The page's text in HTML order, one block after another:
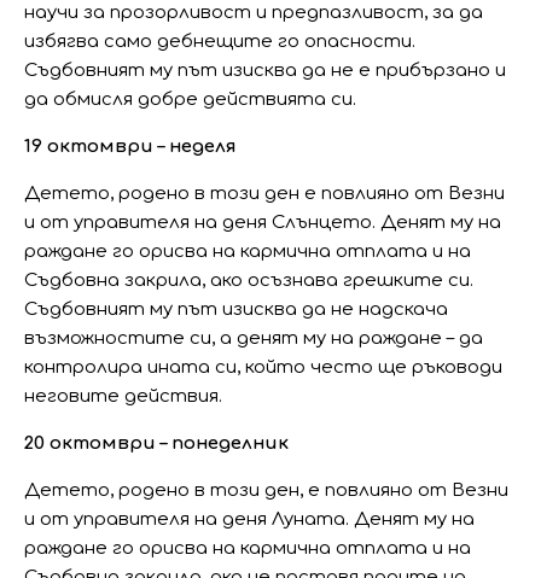
научи за прозорливост и предпазливост, за да
избягва само дебнещите го опасности.
Съдбовният му път изисква да не е прибързано и
да обмисля добре действията си.
19 октомври – неделя
Детето, родено в този ден е повлияно от Везни
и от управителя на деня Слънцето. Денят му на
раждане го орисва на кармична отплата и на
Съдбовна закрила, ако осъзнава грешките си.
Съдбовният му път изисква да не надскача
възможностите си, а денят му на раждане – да
контролира ината си, който често ще ръководи
неговите действия.
20 октомври – понеделник
Детето, родено в този ден, е повлияно от Везни
и от управителя на деня Луната. Денят му на
раждане го орисва на кармична отплата и на